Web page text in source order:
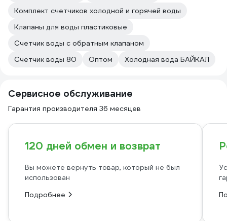
Комплект счетчиков холодной и горячей воды
Клапаны для воды пластиковые
Счетчик воды с обратным клапаном
Счетчик воды 80
Оптом Холодная вода БАЙКАЛ
Сервисное обслуживание
Гарантия производителя 36 месяцев
120 дней обмен и возврат
Вы можете вернуть товар, который не был
использован
Подробнее